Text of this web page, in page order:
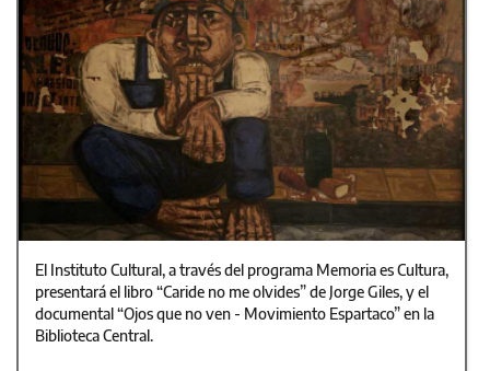
El Instituto Cultural, a través del programa Memoria es Cultura,
presentará el libro “Caride no me olvides” de Jorge Giles, y el
documental “Ojos que no ven - Movimiento Espartaco” en la
Biblioteca Central.